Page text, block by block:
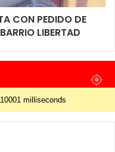
CON PEDIDO DE
LIBERTAD
milliseconds